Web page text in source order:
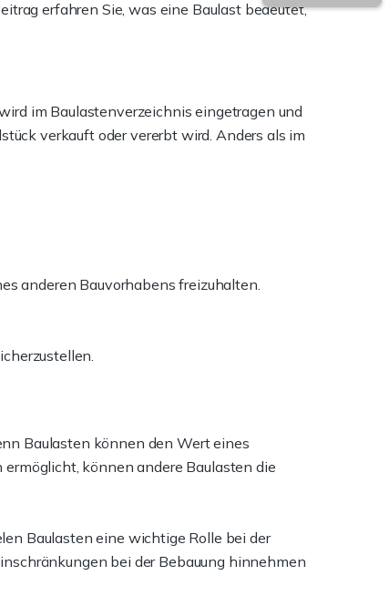
erfahren Sie, was eine Baulast bedeutet,
im Baulastenverzeichnis eingetragen und
verkauft oder vererbt wird. Anders als im
anderen Bauvorhabens freizuhalten.
Baulasten können den Wert eines
können andere Baulasten die
Baulasten eine wichtige Rolle bei der
bei der Bebauung hinnehmen